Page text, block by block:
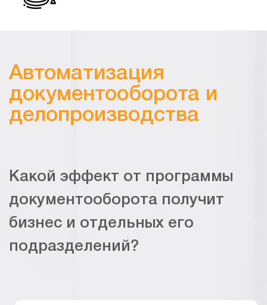
Автоматизация
документооборота и
делопроизводства
Какой эффект от программы
документооборота получит
бизнес и отдельных его
подразделений?